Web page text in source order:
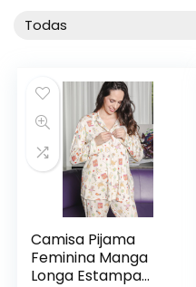
Roupa Intima Masculina
Tops e Croppeds
Todas as categorias
Todas
Camisa Pijama
Feminina Manga
Longa Estampa